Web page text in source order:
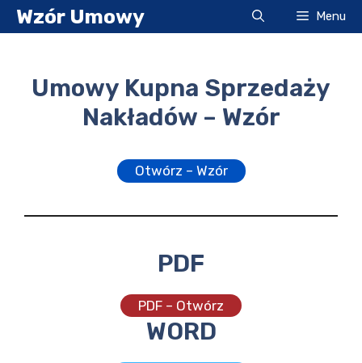
Przejdź
do
Wzór Umowy Menu
Umowy Kupna Sprzedaży
Nakładów – Wzór
Otwórz – Wzór
PDF
PDF – Otwórz
WORD